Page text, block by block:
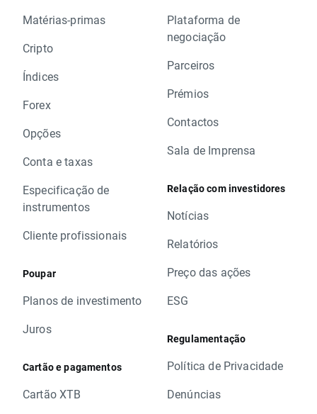
Matérias-primas
Cripto
Índices
Forex
Opções
Conta e taxas
Especificação de
instrumentos
Cliente profissionais
Poupar
Planos de investimento
Juros
Cartão e pagamentos
Cartão XTB
Plataforma de
negociação
Parceiros
Prémios
Contactos
Sala de Imprensa
Relação com investidores
Notícias
Relatórios
Preço das ações
ESG
Regulamentação
Política de Privacidade
Denúncias